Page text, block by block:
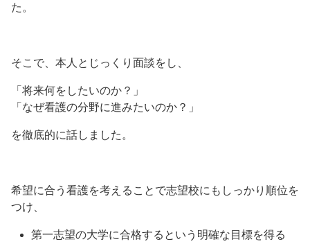
た。
そこで、本人とじっくり面談をし、
「将来何をしたいのか？」
「なぜ看護の分野に進みたいのか？」
を徹底的に話しました。
希望に合う看護を考えることで志望校にもしっかり順位を
つけ、
第一志望の大学に合格するという明確な目標を得る